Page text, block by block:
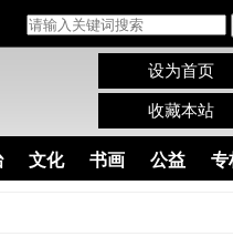
设为首页
收藏本站
文化 书画 公益 专